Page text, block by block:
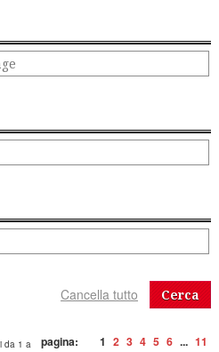
Cerca
pagina: 1 2 3 4 5 6 ... 11
da 1 a